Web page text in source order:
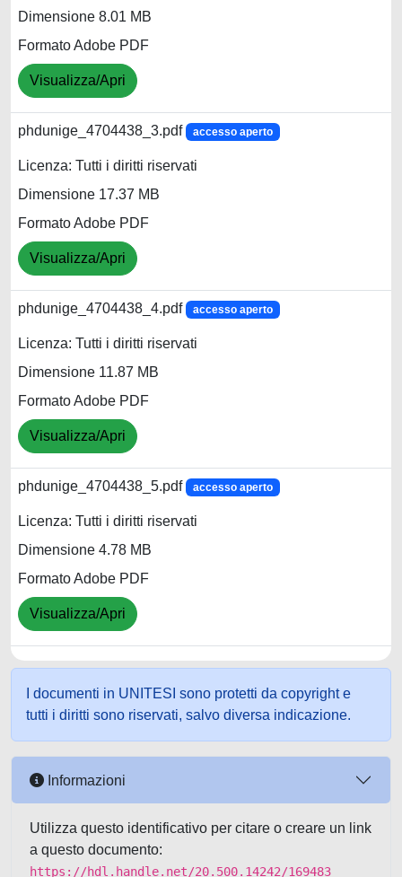
Dimensione 8.01 MB
Formato Adobe PDF
Visualizza/Apri
phdunige_4704438_3.pdf accesso aperto
Licenza: Tutti i diritti riservati
Dimensione 17.37 MB
Formato Adobe PDF
Visualizza/Apri
phdunige_4704438_4.pdf accesso aperto
Licenza: Tutti i diritti riservati
Dimensione 11.87 MB
Formato Adobe PDF
Visualizza/Apri
phdunige_4704438_5.pdf accesso aperto
Licenza: Tutti i diritti riservati
Dimensione 4.78 MB
Formato Adobe PDF
Visualizza/Apri
I documenti in UNITESI sono protetti da copyright e
tutti i diritti sono riservati, salvo diversa indicazione.
Informazioni
Utilizza questo identificativo per citare o creare un link
a questo documento:
https://hdl.handle.net/20.500.14242/169483